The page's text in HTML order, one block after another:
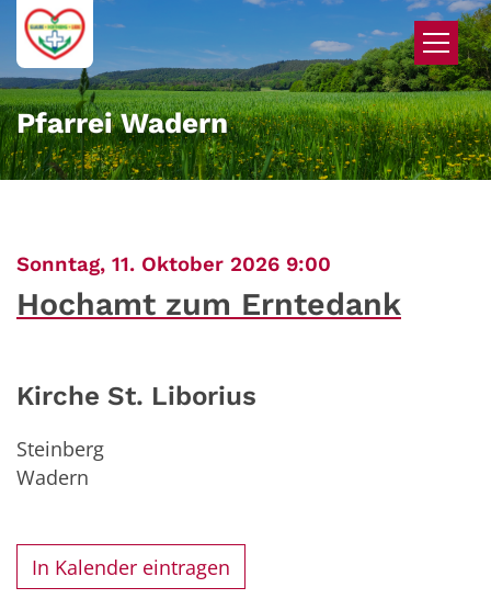
Zum Inhalt springen
Pfarrei Wadern
Sonntag, 11. Oktober 2026 9:00
Hochamt zum Erntedank
Kirche St. Liborius
Steinberg
Wadern
In Kalender eintragen